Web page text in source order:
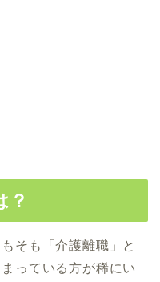
？
そも「介護離職」と
っている方が稀にい